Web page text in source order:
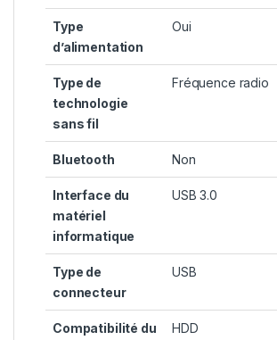
Type
d’alimentation
Oui
Type de
technologie
sans fil
Fréquence radio
Bluetooth Non
Interface du
matériel
informatique
USB 3.0
Type de
connecteur
USB
Compatibilité du
HDD